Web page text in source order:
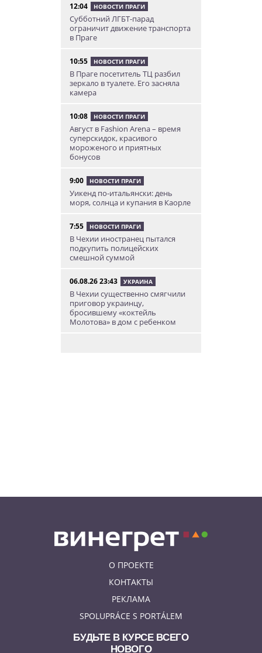
12:04 НОВОСТИ ПРАГИ
Субботний ЛГБТ-парад
ограничит движение транспорта
в Праге
10:55 НОВОСТИ ПРАГИ
В Праге посетитель ТЦ разбил
зеркало в туалете. Его засняла
камера
10:08 НОВОСТИ ПРАГИ
Август в Fashion Arena – время
суперскидок, красивого
мороженого и приятных
бонусов
9:00 НОВОСТИ ПРАГИ
Уикенд по-итальянски: день
моря, солнца и купания в Каорле
7:55 НОВОСТИ ПРАГИ
В Чехии иностранец пытался
подкупить полицейских
смешной суммой
06.08.26 23:43 УКРАИНА
В Чехии существенно смягчили
приговор украинцу,
бросившему «коктейль
Молотова» в дом с ребенком
О ПРОЕКТЕ
КОНТАКТЫ
РЕКЛАМА
SPOLUPRÁCE S PORTÁLEM
БУДЬТЕ В КУРСЕ ВСЕГО
НОВОГО